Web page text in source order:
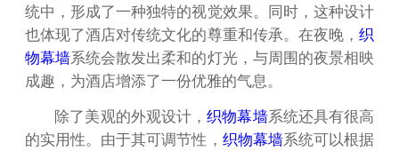
统中，形成了一种独特的视觉效果。同时，这种设计
也体现了酒店对传统文化的尊重和传承。在夜晚，织
物幕墙系统会散发出柔和的灯光，与周围的夜景相映
成趣，为酒店增添了一份优雅的气息。
除了美观的外观设计，织物幕墙系统还具有很高
的实用性。由于其可调节性， 织物幕墙系统可以根据